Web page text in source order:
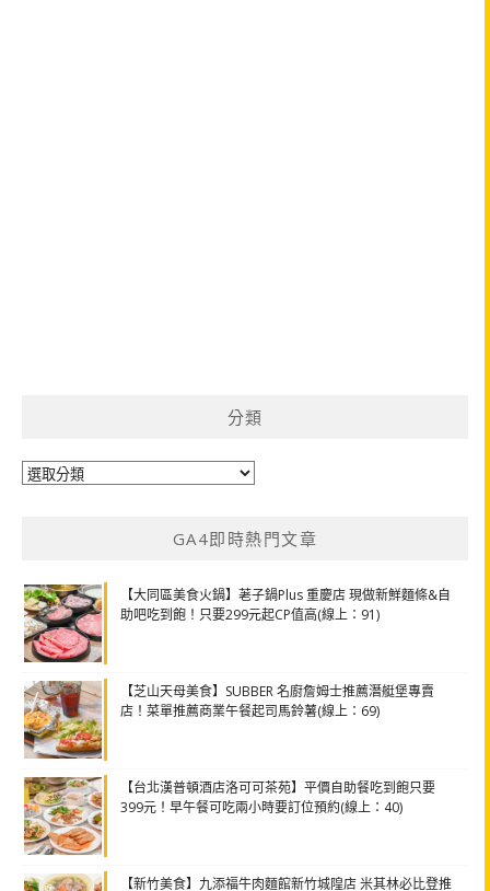
分類
分
GA4即時熱門文章
【大同區美食火鍋】荖子鍋Plus 重慶店 現做新鮮麵條&自
助吧吃到飽！只要299元起CP值高(線上：91)
【芝山天母美食】SUBBER 名廚詹姆士推薦潛艇堡專賣
店！菜單推薦商業午餐起司馬鈴薯(線上：69)
【台北漢普頓酒店洛可可茶苑】平價自助餐吃到飽只要
399元！早午餐可吃兩小時要訂位預約(線上：40)
【新竹美食】九添福牛肉麵館新竹城隍店 米其林必比登推